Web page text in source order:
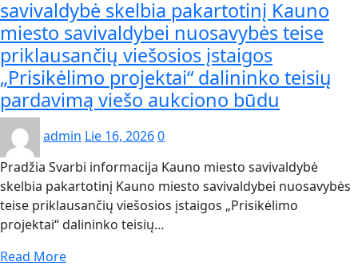
savivaldybė skelbia pakartotinį Kauno
miesto savivaldybei nuosavybės teise
priklausančių viešosios įstaigos
„Prisikėlimo projektai“ dalininko teisių
pardavimą viešo aukciono būdu
admin Lie 16, 20260
Pradžia Svarbi informacija Kauno miesto savivaldybė
skelbia pakartotinį Kauno miesto savivaldybei nuosavybės
teise priklausančių viešosios įstaigos „Prisikėlimo
projektai“ dalininko teisių…
Read More